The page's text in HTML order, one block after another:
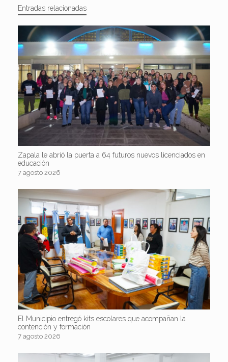
Entradas relacionadas
Zapala le abrió la puerta a 64 futuros nuevos licenciados en
educación
7 agosto 2026
El Municipio entregó kits escolares que acompañan la
contención y formación
7 agosto 2026